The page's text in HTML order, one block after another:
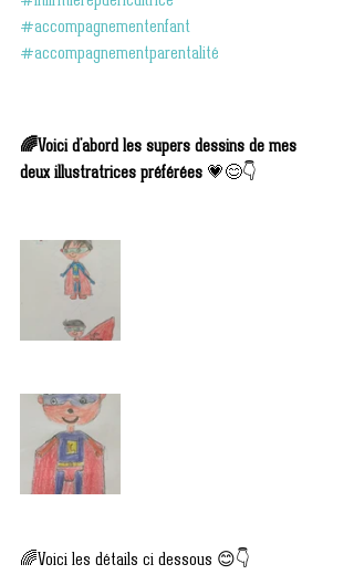
#accompagnementenfant
#accompagnementparentalité
🌈Voici d'abord les supers dessins de mes
deux illustratrices préférées 💗😊👇
🌈Voici les détails ci dessous 😊👇